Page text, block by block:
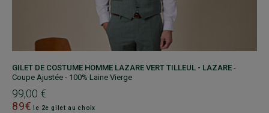
GILET DE COSTUME HOMME LAZARE VERT TILLEUL - LAZARE -
Coupe Ajustée - 100% Laine Vierge
99,00 €
89€
le 2e gilet au choix